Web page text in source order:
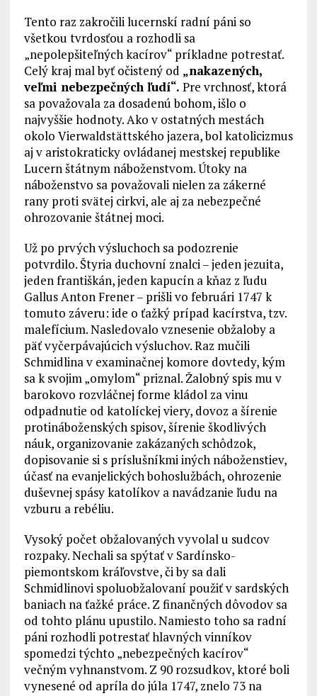
Tento raz zakročili lucernskí radní páni so
všetkou tvrdosťou a rozhodli sa
„nepolepšiteľných kacírov“ príkladne potrestať.
Celý kraj mal byť očistený od „nakazených,
veľmi nebezpečných ľudí“. Pre vrchnosť, ktorá
sa považovala za dosadenú bohom, išlo o
najvyššie hodnoty. Ako v ostatných mestách
okolo Vierwaldstättského jazera, bol katolicizmus
aj v aristokraticky ovládanej mestskej republike
Lucern štátnym náboženstvom. Útoky na
náboženstvo sa považovali nielen za zákerné
rany proti svätej cirkvi, ale aj za nebezpečné
ohrozovanie štátnej moci.
Už po prvých výsluchoch sa podozrenie
potvrdilo. Štyria duchovní znalci – jeden jezuita,
jeden františkán, jeden kapucín a kňaz z ľudu
Gallus Anton Frener – prišli vo februári 1747 k
tomuto záveru: ide o ťažký prípad kacírstva, tzv.
malefícium. Nasledovalo vznesenie obžaloby a
päť vyčerpávajúcich výsluchov. Raz mučili
Schmidlina v examinačnej komore dovtedy, kým
sa k svojim „omylom“ priznal. Žalobný spis mu v
barokovo rozvláčnej forme kládol za vinu
odpadnutie od katolíckej viery, dovoz a šírenie
protináboženských spisov, šírenie škodlivých
náuk, organizovanie zakázaných schôdzok,
dopisovanie si s príslušníkmi iných náboženstiev,
účasť na evanjelických bohoslužbách, ohrozenie
duševnej spásy katolíkov a navádzanie ľudu na
vzburu a rebéliu.
Vysoký počet obžalovaných vyvolal u sudcov
rozpaky. Nechali sa spýtať v Sardínsko-
piemontskom kráľovstve, či by sa dali
Schmidlinovi spoluobžalovaní použiť v sardských
baniach na ťažké práce. Z finančných dôvodov sa
od tohto plánu upustilo. Namiesto toho sa radní
páni rozhodli potrestať hlavných vinníkov
spomedzi týchto „nebezpečných kacírov“
večným vyhnanstvom. Z 90 rozsudkov, ktoré boli
vynesené od apríla do júla 1747, znelo 73 na